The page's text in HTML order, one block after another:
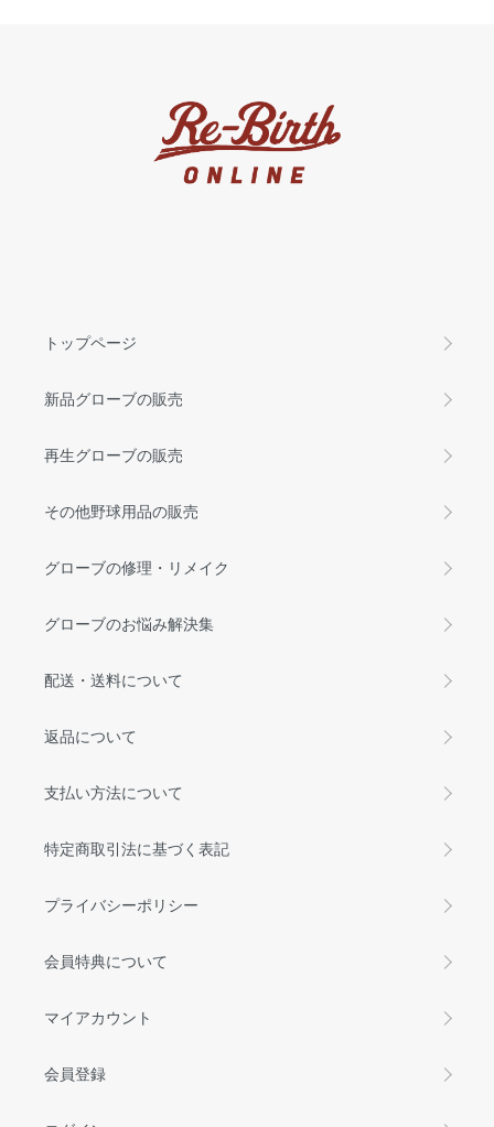
トップページ
新品グローブの販売
再生グローブの販売
その他野球用品の販売
グローブの修理・リメイク
グローブのお悩み解決集
配送・送料について
返品について
支払い方法について
特定商取引法に基づく表記
プライバシーポリシー
会員特典について
マイアカウント
会員登録